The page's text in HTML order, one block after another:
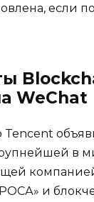
если
WeChat
в
и